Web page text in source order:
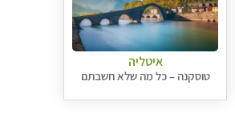
איטליה
טוסקנה – כל מה שלא חשבתם